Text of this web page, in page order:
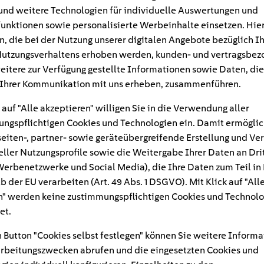
#
weitere Technologien für individuelle Auswertungen und
sowie personalisierte Werbeinhalte einsetzen.
die bei der Nutzung unserer digitalen Angebote bezüglich
erhoben werden, kunden- und
zur Verfügung gestellte Informationen sowie Daten,
Kommunikation mit uns erheben, zusammenführen.
"Alle akzeptieren" willigen Sie in die Verwendung aller
Cookies und Technologien ein. Damit
, partner- sowie geräteübergreifende Erstellung und
Nutzungsprofile sowie die Weitergabe Ihrer Daten an
und Social Media), die Ihre Daten zum Teil in
der EU verarbeiten (Art. 49 Abs. 1 DSGVO). Mit Klick auf
werden keine zustimmungspflichtigen Cookies und
Button "Cookies selbst festlegen" können Sie weitere
abrufen und die eingesetzten Cookies und